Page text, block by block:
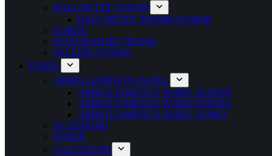
RACCHETTE TENNIS
RACCHETTE TENNIS JUNIOR
CORDE
INTEGRATORI TENNIS
PALLINE TENNIS
PADEL
ABBIGLIAMENTO PADEL
ABBIGLIAMENTO PADEL JUNIOR
ABBIGLIAMENTO PADEL DONNA
ABBIGLIAMENTO PADEL UOMO
ACCESSORI
BORSE
CALZATURE